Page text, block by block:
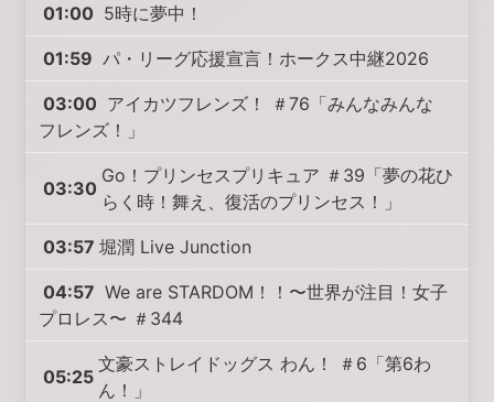
01:00 5時に夢中！
01:59 パ・リーグ応援宣言！ホークス中継2026
03:00 アイカツフレンズ！ ＃76「みんなみんな
フレンズ！」
03:30
Go！プリンセスプリキュア ＃39「夢の花ひ
らく時！舞え、復活のプリンセス！」
03:57 堀潤 Live Junction
04:57 We are STARDOM！！〜世界が注目！女子
プロレス〜 ＃344
05:25
文豪ストレイドッグス わん！ ＃6「第6わ
ん！」